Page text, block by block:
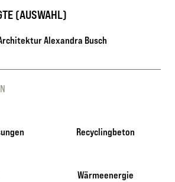
(AUSWAHL)
Alexandra Busch
Recyclingbeton
Wärmeenergie